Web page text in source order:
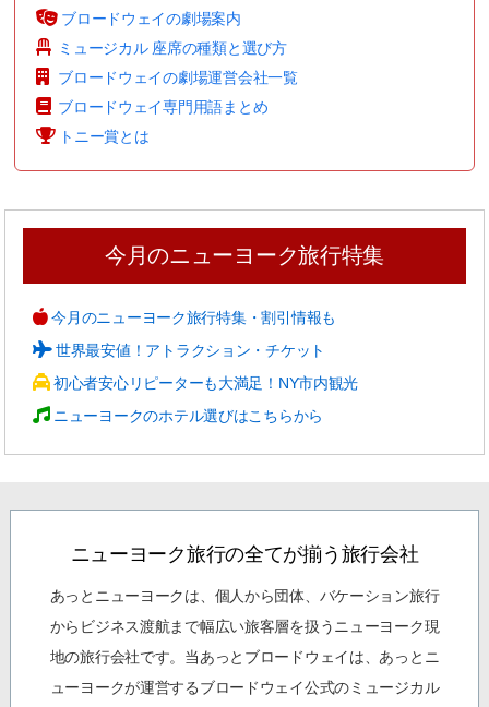
ブロードウェイの劇場案内
ミュージカル 座席の種類と選び方
ブロードウェイの劇場運営会社一覧
ブロードウェイ専門用語まとめ
トニー賞とは
今月のニューヨーク旅行特集
今月のニューヨーク旅行特集・割引情報も
世界最安値！アトラクション・チケット
初心者安心リピーターも大満足！NY市内観光
ニューヨークのホテル選びはこちらから
ニューヨーク旅行の全てが揃う旅行会社
あっとニューヨークは、個人から団体、バケーション旅行
からビジネス渡航まで幅広い旅客層を扱うニューヨーク現
地の旅行会社です。当あっとブロードウェイは、あっとニ
ューヨークが運営するブロードウェイ公式のミュージカル